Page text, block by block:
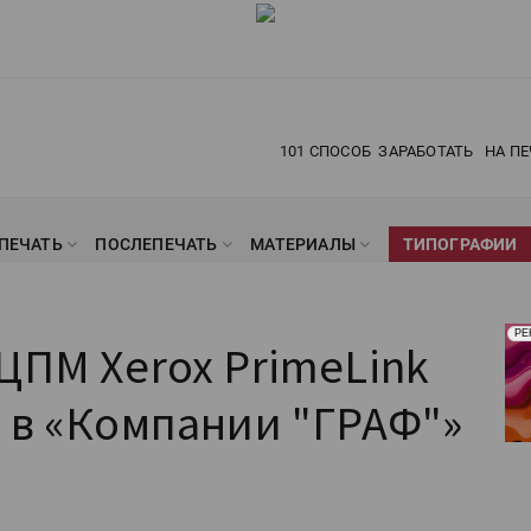
101 СПОСОБ ЗАРАБОТАТЬ НА
ПЕЧАТЬ ПОСЛЕПЕЧАТЬ МАТЕРИАЛЫ ТИПОГРАФИИ
Xerox PrimeLink
в «Компании "ГРАФ"»